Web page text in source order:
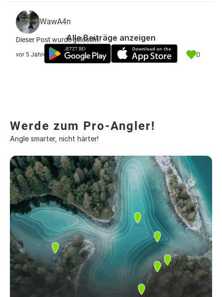
WawA4n
Dieser Post wurde gelöscht.
vor 5 Jahre 0
Alle Beiträge anzeigen
Werde zum Pro-Angler!
Angle smarter, nicht härter!